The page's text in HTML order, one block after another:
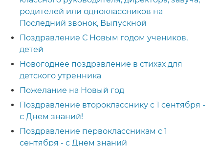
родителей или одноклассников на
Последний звонок, Выпускной
Поздравление С Новым годом учеников,
детей
Новогоднее поздравление в стихах для
детского утренника
Пожелание на Новый год
Поздравление второкласснику с 1 сентября -
с Днем знаний!
Поздравление первоклассникам с 1
сентября - с Днем знаний